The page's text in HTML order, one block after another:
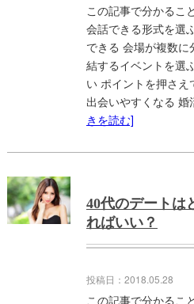
この記事で分かるこ
会話できる形式を選
できる 会場が複数
結するイベントを選
い ポイントを押さ
出会いやすくなる
きを読む]
40代のデートは
ればいい？
投稿日：2018.05.28
この記事で分かるこ